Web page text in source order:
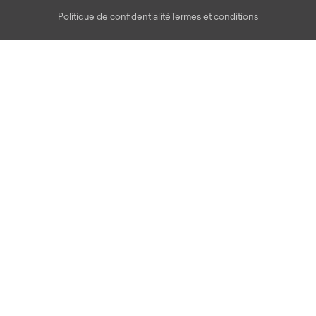
Politique de confidentialitéTermes et conditions